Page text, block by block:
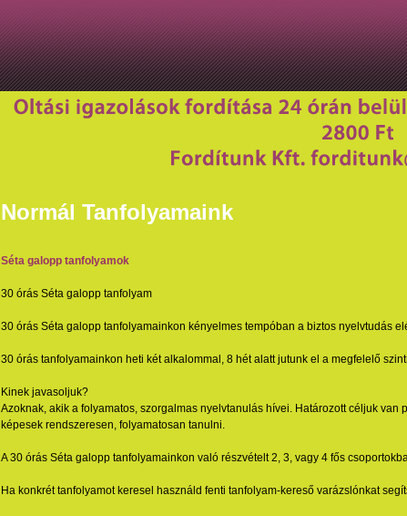
Normál Tanfolyamaink
Séta galopp tanfolyamok
30 órás Séta galopp tanfolyam
30 órás Séta galopp tanfolyamainkon kényelmes tempóban a biztos nyelvtudás
30 órás tanfolyamainkon heti két alkalommal, 8 hét alatt jutunk el a megfelelő
Kinek javasoljuk?
Azoknak, akik a folyamatos, szorgalmas nyelvtanulás hívei. Határozott céljuk
képesek rendszeresen, folyamatosan tanulni.
A 30 órás Séta galopp tanfolyamainkon való részvételt 2, 3, vagy 4 fős
Ha konkrét tanfolyamot keresel használd fenti tanfolyam-kereső varázslónkat